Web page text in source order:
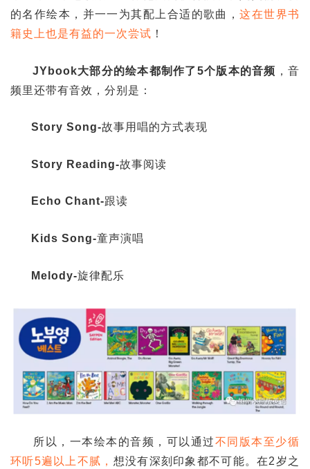
的名作绘本，并一一为其配上合适的歌曲，这在世界书
籍史上也是有益的一次尝试 ！
JYbook大部分的绘本都制作了5个版本的音频 ，音
频里还带有音效，分别是：
Story Song-故事用唱的方式表现
Story Reading-故事阅读
Echo Chant-跟读
Kids Song-童声演唱
Melody-旋律配乐
所以，一本绘本的音频，可以通过不同版本至少循
环听5遍以上不腻， 想没有深刻印象都不可能。在2岁之